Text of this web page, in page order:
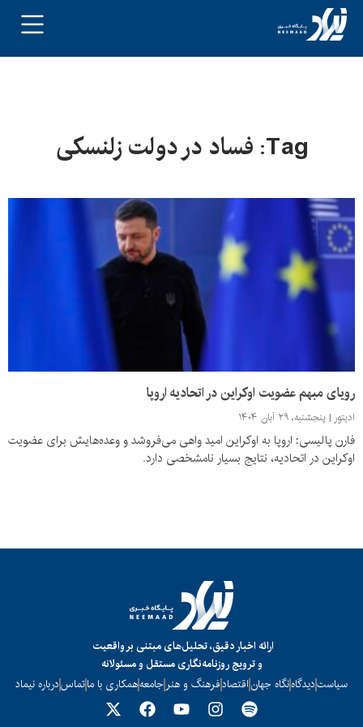
Tag: فساد در دولت زلنسکی
رویای مبهم عضویت اوکراین در اتحادیه اروپا
ادیتور پنجشنبه، ۲۹ آبان ۱۴۰۴
فارن پالیسی: اروپا به اوکراین امید واهی می‌فروشد و وعده‌هایش برای عضویت
اوکراین در اتحادیه، نتایج بسیار نامشخصی دارد.
ارائه اخبار دقیق، تحلیل‌های مبتنی بر واقعیت
و ترویج روزنامه‌نگاری مستقل و مسئولانه
سیاستدیدگاهنگاه جهاناقتصادفرهنگ و هنر جامعههمکاری با ماتماسدرباره نیماد